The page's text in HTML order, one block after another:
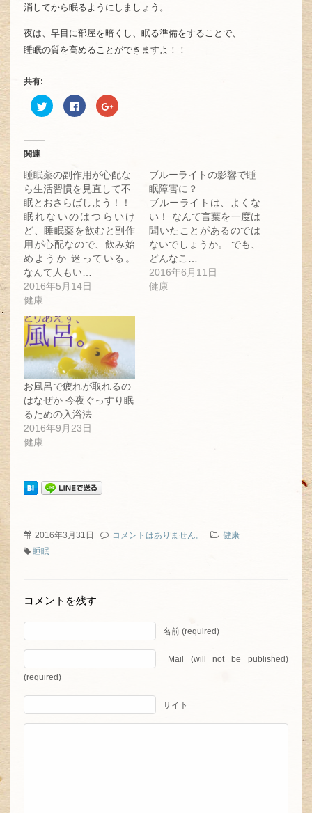
消してから眠るようにしましょう。
夜は、早目に部屋を暗くし、眠る準備をすることで、
睡眠の質を高めることができますよ！！
共有:
ク
リ
共
有
(新
し
い
ウ
ィ
ン
ド
ウ
で
開
き
ま
す)
Facebook
で
ク
リ
ッ
ク
し
て
く
だ
さ
い
し
い
ウ
ィ
開
き
ま
す)
ク
リ
共
有
(新
し
い
ウ
ィ
ン
ド
ウ
で
開
関連
睡眠薬の副作用が心配な
ら生活習慣を見直して不
眠とおさらばしよう！！
眠れないのはつらいけ
ど、睡眠薬を飲むと副作
用が心配なので、飲み始
めようか 迷っている。
なんて人もい…
2016年5月14日
健康
ブルーライトの影響で睡
眠障害に？
ブルーライトは、よくな
い！ なんて言葉を一度は
聞いたことがあるのでは
ないでしょうか。 でも、
どんなこ…
2016年6月11日
健康
お風呂で疲れが取れるの
はなぜか 今夜ぐっすり眠
るための入浴法
2016年9月23日
健康
2016年3月31日 コメントはありません。
健康
睡眠
コメントを残す
名前 (required)
Mail (will not be published)
(required)
サイト